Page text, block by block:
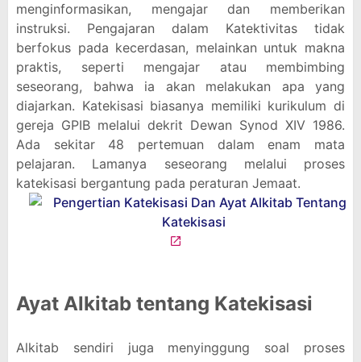
menginformasikan, mengajar dan memberikan
instruksi. Pengajaran dalam Katektivitas tidak
berfokus pada kecerdasan, melainkan untuk makna
praktis, seperti mengajar atau membimbing
seseorang, bahwa ia akan melakukan apa yang
diajarkan. Katekisasi biasanya memiliki kurikulum di
gereja GPIB melalui dekrit Dewan Synod XIV 1986.
Ada sekitar 48 pertemuan dalam enam mata
pelajaran. Lamanya seseorang melalui proses
katekisasi bergantung pada peraturan Jemaat.
Ayat Alkitab tentang Katekisasi
Alkitab sendiri juga menyinggung soal proses